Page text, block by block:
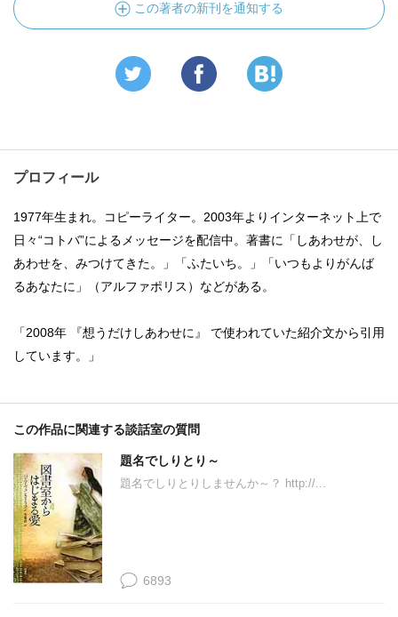
この著者の新刊を通知する
プロフィール
1977年生まれ。コピーライター。2003年よりインターネット上で
日々“コトバ”によるメッセージを配信中。著書に「しあわせが、し
あわせを、みつけてきた。」「ふたいち。」「いつもよりがんば
るあなたに」（アルファポリス）などがある。
「2008年 『想うだけしあわせに』 で使われていた紹介文から引用
しています。」
この作品に関連する談話室の質問
題名でしりとり～
題名でしりとりしませんか～？ http://...
6893